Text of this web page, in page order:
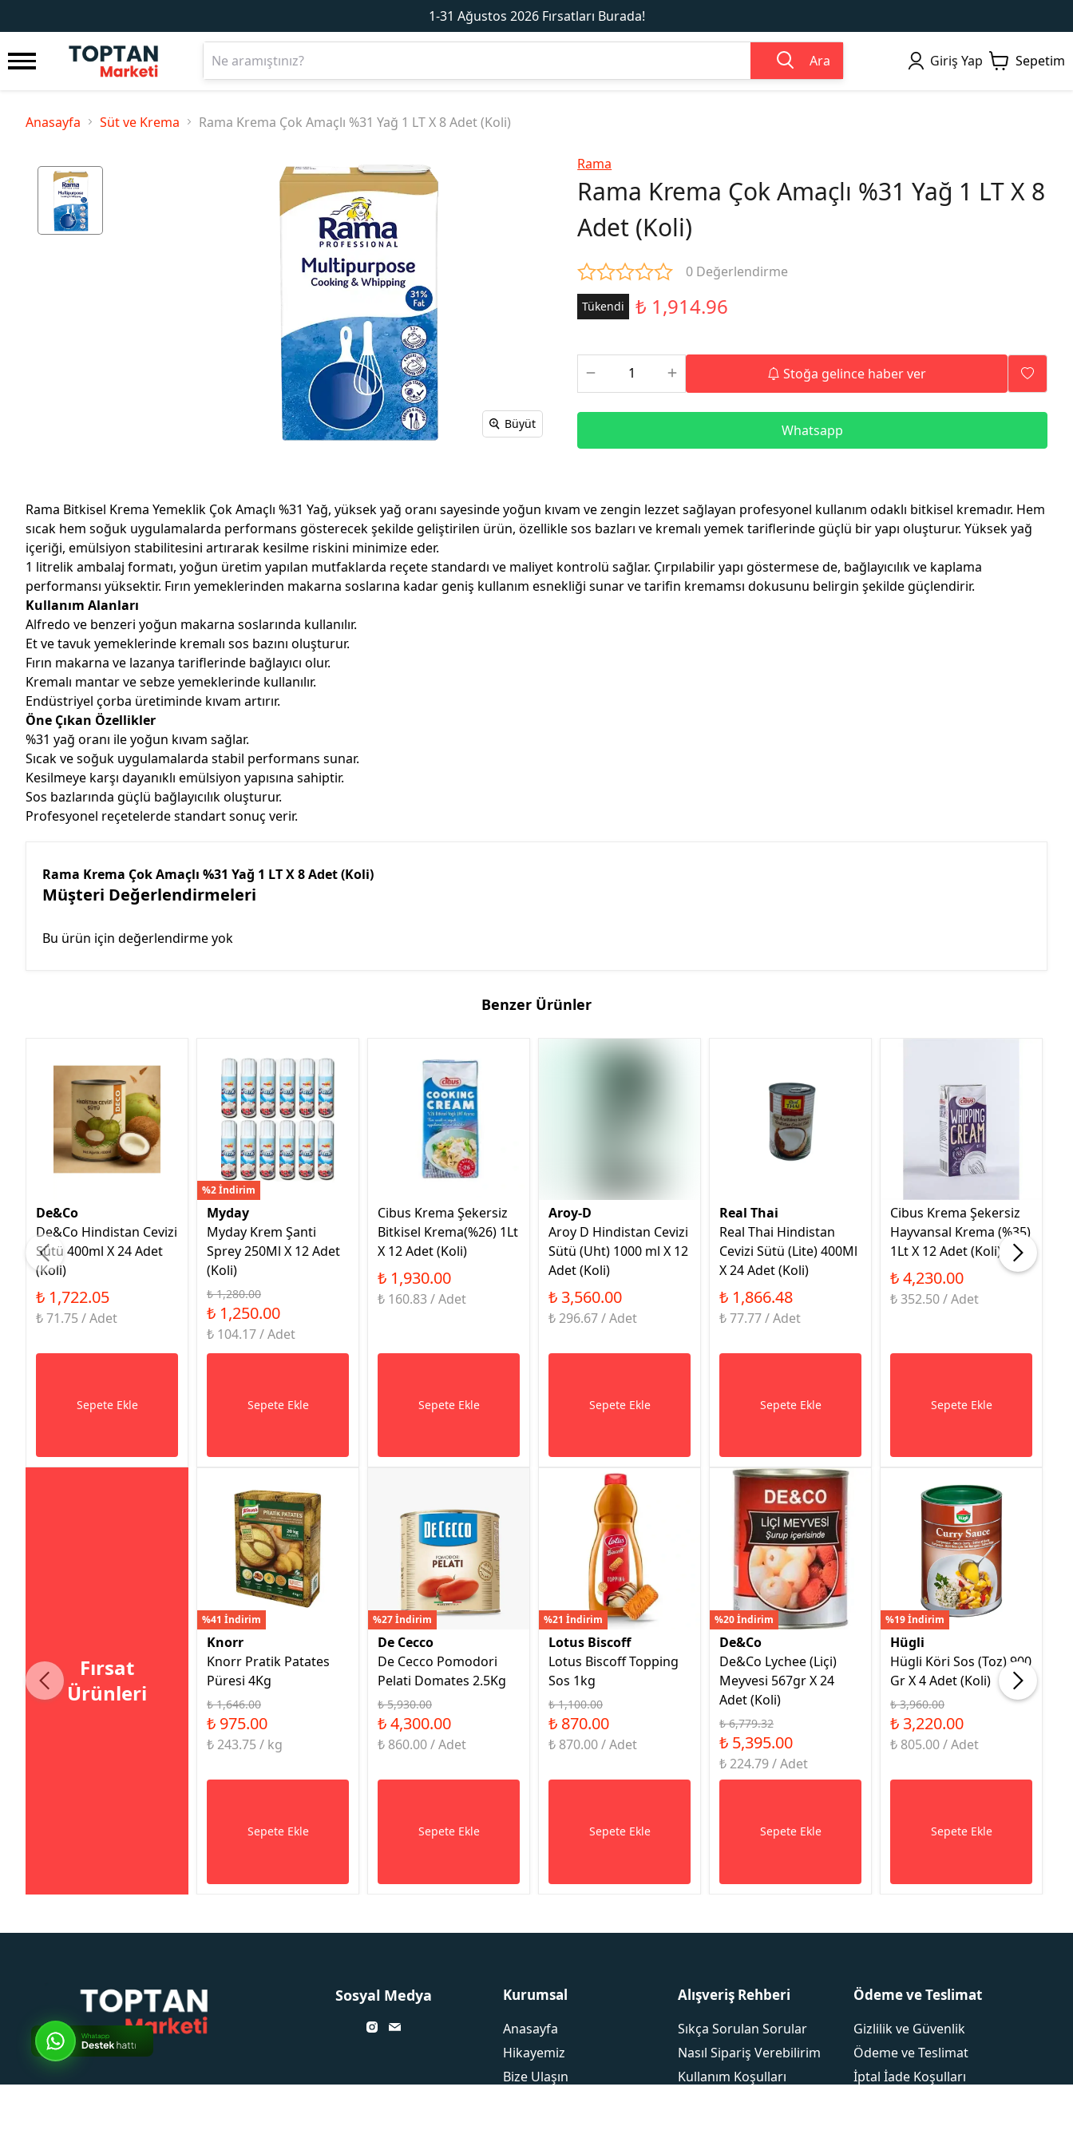
1-31 Ağustos 2026 Fırsatları Burada!
Ara Giriş Yap Sepetim
Anasayfa Süt ve Krema Rama Krema Çok Amaçlı %31 Yağ 1 LT X 8 Adet (Koli)
Büyüt
Rama
Rama Krema Çok Amaçlı %31 Yağ 1 LT X 8
Adet (Koli)
0 Değerlendirme
Tükendi ₺ 1,914.96
Stoğa gelince haber ver
Whatsapp
Rama Bitkisel Krema Yemeklik Çok Amaçlı %31 Yağ, yüksek yağ oranı sayesinde yoğun kıvam ve zengin lezzet sağlayan profesyonel kullanım odaklı bitkisel kremadır. Hem
sıcak hem soğuk uygulamalarda performans gösterecek şekilde geliştirilen ürün, özellikle sos bazları ve kremalı yemek tariflerinde güçlü bir yapı oluşturur. Yüksek yağ
içeriği, emülsiyon stabilitesini artırarak kesilme riskini minimize eder.
1 litrelik ambalaj formatı, yoğun üretim yapılan mutfaklarda reçete standardı ve maliyet kontrolü sağlar. Çırpılabilir yapı göstermese de, bağlayıcılık ve kaplama
performansı yüksektir. Fırın yemeklerinden makarna soslarına kadar geniş kullanım esnekliği sunar ve tarifin kremamsı dokusunu belirgin şekilde güçlendirir.
Kullanım Alanları
Alfredo ve benzeri yoğun makarna soslarında kullanılır.
Et ve tavuk yemeklerinde kremalı sos bazını oluşturur.
Fırın makarna ve lazanya tariflerinde bağlayıcı olur.
Kremalı mantar ve sebze yemeklerinde kullanılır.
Endüstriyel çorba üretiminde kıvam artırır.
Öne Çıkan Özellikler
%31 yağ oranı ile yoğun kıvam sağlar.
Sıcak ve soğuk uygulamalarda stabil performans sunar.
Kesilmeye karşı dayanıklı emülsiyon yapısına sahiptir.
Sos bazlarında güçlü bağlayıcılık oluşturur.
Profesyonel reçetelerde standart sonuç verir.
Rama Krema Çok Amaçlı %31 Yağ 1 LT X 8 Adet (Koli)
Müşteri Değerlendirmeleri
Bu ürün için değerlendirme yok
Benzer Ürünler
De&Co
De&Co Hindistan Cevizi
Sütü 400ml X 24 Adet
(Koli)
₺ 1,722.05
₺ 71.75 / Adet
Sepete Ekle
%2 İndirim
Myday
Myday Krem Şanti
Sprey 250Ml X 12 Adet
(Koli)
₺ 1,280.00
₺ 1,250.00
₺ 104.17 / Adet
Sepete Ekle
Cibus Krema Şekersiz
Bitkisel Krema(%26) 1Lt
X 12 Adet (Koli)
₺ 1,930.00
₺ 160.83 / Adet
Sepete Ekle
Aroy-D
Aroy D Hindistan Cevizi
Sütü (Uht) 1000 ml X 12
Adet (Koli)
₺ 3,560.00
₺ 296.67 / Adet
Sepete Ekle
Real Thai
Real Thai Hindistan
Cevizi Sütü (Lite) 400Ml
X 24 Adet (Koli)
₺ 1,866.48
₺ 77.77 / Adet
Sepete Ekle
Cibus Krema Şekersiz
Hayvansal Krema (%35)
1Lt X 12 Adet (Koli)
₺ 4,230.00
₺ 352.50 / Adet
Sepete Ekle
Fırsat
Ürünleri
%41 İndirim
Knorr
Knorr Pratik Patates
Püresi 4Kg
₺ 1,646.00
₺ 975.00
₺ 243.75 / kg
Sepete Ekle
%27 İndirim
De Cecco
De Cecco Pomodori
Pelati Domates 2.5Kg
₺ 5,930.00
₺ 4,300.00
₺ 860.00 / Adet
Sepete Ekle
%21 İndirim
Lotus Biscoff
Lotus Biscoff Topping
Sos 1kg
₺ 1,100.00
₺ 870.00
₺ 870.00 / Adet
Sepete Ekle
%20 İndirim
De&Co
De&Co Lychee (Liçi)
Meyvesi 567gr X 24
Adet (Koli)
₺ 6,779.32
₺ 5,395.00
₺ 224.79 / Adet
Sepete Ekle
%19 İndirim
Hügli
Hügli Köri Sos (Toz) 900
Gr X 4 Adet (Koli)
₺ 3,960.00
₺ 3,220.00
₺ 805.00 / Adet
Sepete Ekle
Sosyal Medya Kurumsal
Anasayfa
Hikayemiz
Bize Ulaşın
Alışveriş Rehberi
Sıkça Sorulan Sorular
Nasıl Sipariş Verebilirim
Kullanım Koşulları
Ödeme ve Teslimat
Gizlilik ve Güvenlik
Ödeme ve Teslimat
İptal İade Koşulları